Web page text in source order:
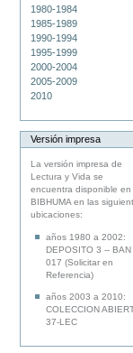
1980-1984
1985-1989
1990-1994
1995-1999
2000-2004
2005-2009
2010
Versión impresa
La versión impresa de
Lectura y Vida se
encuentra disponible en
BIBHUMA en las
ubicaciones:
años 1980 a 2002:
DEPOSITO 3 -- BAN
017 (Solicitar en
Referencia)
años 2003 a 2010:
COLECCION
37-LEC